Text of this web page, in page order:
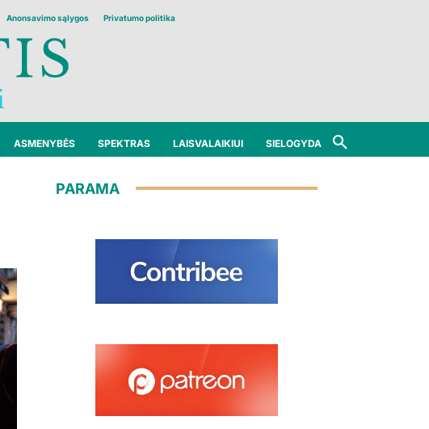
Anonsavimo sąlygos Privatumo politika
ASMENYBĖS SPEKTRAS LAISVALAIKIUI SIELOGYDA
PARAMA